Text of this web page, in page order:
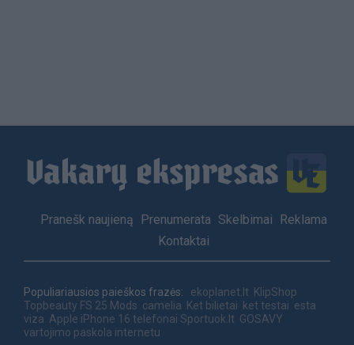
Footer
Pranešk naujieną Prenumerata Skelbimai
Reklama
Kontaktai
Populiariausios paieškos frazės: ekoplanet.lt KlipShop
Topbeauty FS 25 Mods camelia Ket bilietai ket testai esta
viza Apple iPhone 16 telefonai Sportuok.lt GOSAVY
vartojimo paskola internetu